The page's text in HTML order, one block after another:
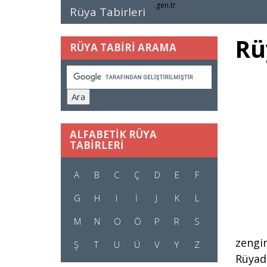
Rüya Tabirleri .gen.tr
RÜYA TABİRİ ARAMA
ALFABETİK RÜYA
TABİRLERİ
A B C Ç D E
F
G
H I İ J K
L
M
N O Ö P R
S
Ş
T U Ü V Y Z